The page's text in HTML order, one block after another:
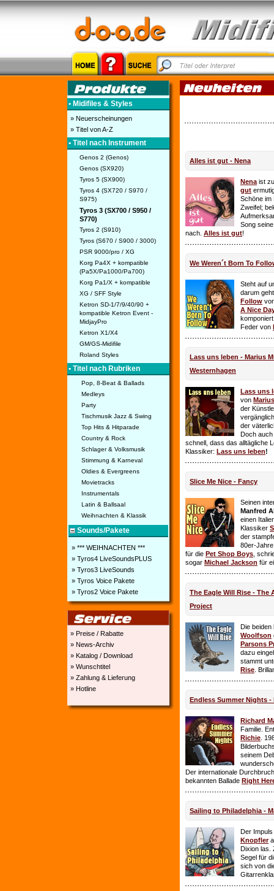
• Midifiles & Styles
» Neuerscheinungen
» Titel von A-Z
• Titel nach Instrument
Genos 2 (Genos)
Genos (SX920)
Tyros 5 (SX900)
Tyros 4 (SX720 / S970 /
S975)
Tyros 3 (SX700 / S950 /
S770)
Tyros 2 (S910)
Tyros (S670 / S900 / 3000)
PSR 9000/pro / XG
Korg Pa4X + kompatible
(Pa5X/Pa1000/Pa700)
Korg Pa1/X + kompatible
XG / SFF Style
Ketron SD-1/7/9/40/90 +
kompatible Ketron Event -
MidjayPro
Ketron X1/X4
GM/GS-Midifile
Roland Styles
• Titel nach Rubriken
Pop, 8-Beat & Ballads
Medleys
Party
Tischmusik Jazz & Swing
Top Hits & Hitparade
Country & Rock
Schlager & Volksmusik
Stimmung & Karneval
Oldies & Evergreens
Movietracks
Instrumentals
Latin & Ballsaal
Weihnachten & Klassik
Sounds/Pakete
» *** WEIHNACHTEN ***
» Tyros4 LiveSoundsPLUS
» Tyros3 LiveSounds
» Tyros Voice Pakete
» Tyros2 Voice Pakete
» Preise / Rabatte
» News-Archiv
» Katalog / Download
» Wunschtitel
» Zahlung & Lieferung
» Hotline
Alles ist gut - Nena
Nena ist
gut
Schöne im
Zweifel;
Song
nach. Alles ist gut!
We Weren´t Born To
Steht auf
darum
Follow
A Nice
Feder von
Lass uns leben - Marius
Westernhagen
Lass uns
von
der
der
Doch auch
schnell, dass das alltägliche
Klassiker: Lass uns leben!
Slice Me Nice - Fancy
Seinen
Manfred
einen
Klassiker
der
80er-
für die Pet Shop Boys ,
sogar Michael Jackson für
The Eagle Will Rise - The
Project
Die beiden
Woolfson
Parsons
dazu
stammt
Rise .
Endless Summer Nights -
Richard
Familie.
Richie .
seinem
Der internationale
bekannten Ballade Right
Sailing to Philadelphia -
Der
Knopfler
Dixion las.
Segel für
sich von